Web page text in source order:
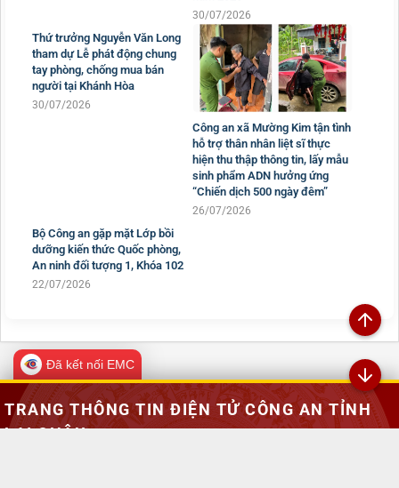
30/07/2026
Thứ trưởng Nguyễn Văn Long
tham dự Lễ phát động chung
tay phòng, chống mua bán
người tại Khánh Hòa
30/07/2026
Công an xã Mường Kim tận tình
hỗ trợ thân nhân liệt sĩ thực
hiện thu thập thông tin, lấy mẫu
sinh phẩm ADN hưởng ứng
“Chiến dịch 500 ngày đêm”
26/07/2026
Bộ Công an gặp mặt Lớp bồi
dưỡng kiến thức Quốc phòng,
An ninh đối tượng 1, Khóa 102
22/07/2026
Đã kết nối EMC
TRANG THÔNG TIN ĐIỆN TỬ CÔNG AN TỈNH
LAI CHÂU